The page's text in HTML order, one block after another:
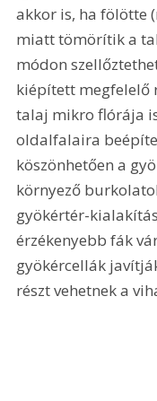
akkor is, ha fölötte
miatt tömörítik a
módon
kiépített megfelelő
talaj mikro flórája
oldalfalaira
köszönhetően a
környező
gyökértér-
érzékenyebb fák
gyökércellák
részt vehetnek a